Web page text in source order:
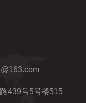
439号5号楼515